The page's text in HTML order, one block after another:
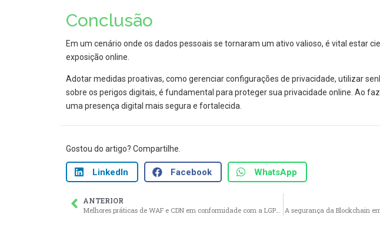
Conclusão
Em um cenário onde os dados pessoais se tornaram um ativo valioso, é vital estar
exposição online.
Adotar medidas proativas, como gerenciar configurações de privacidade, utilizar
sobre os perigos digitais, é fundamental para proteger sua privacidade online. Ao
uma presença digital mais segura e fortalecida.
Gostou do artigo? Compartilhe.
LinkedIn Facebook WhatsApp
ANTERIOR
A segurança da Blockchain